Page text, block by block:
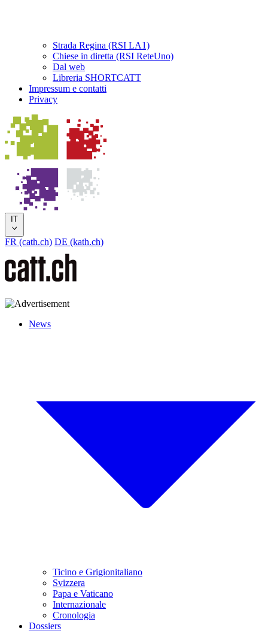
Strada Regina (RSI LA1)
Chiese in diretta (RSI ReteUno)
Dal web
Libreria SHORTCATT
Impressum e contatti
Privacy
IT
FR (cath.ch) DE (kath.ch)
News
Ticino e Grigionitaliano
Svizzera
Papa e Vaticano
Internazionale
Cronologia
Dossiers